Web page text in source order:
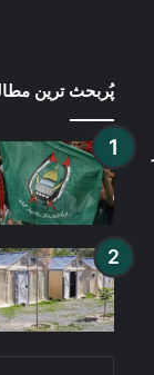
پُربحث ترین